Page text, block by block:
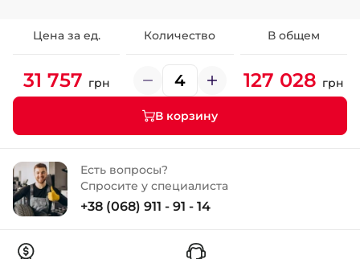
Цена за ед. Количество В общем
31 757 грн 127 028 грн
В корзину
Есть вопросы?
Спросите у специалиста
+38 (068) 911 - 91 - 14